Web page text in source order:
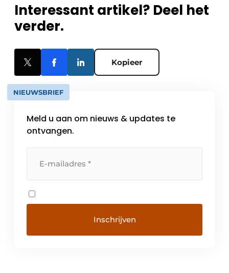
Interessant artikel? Deel het
verder.
Kopieer
NIEUWSBRIEF
Meld u aan om nieuws & updates te
ontvangen.